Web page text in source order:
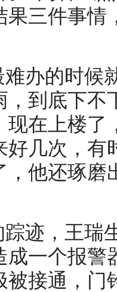
果三件事情
办的时候
，到底下不
现在上楼了
好几次，有
，他还琢磨
迹，王瑞
成一个报警
被接通，门